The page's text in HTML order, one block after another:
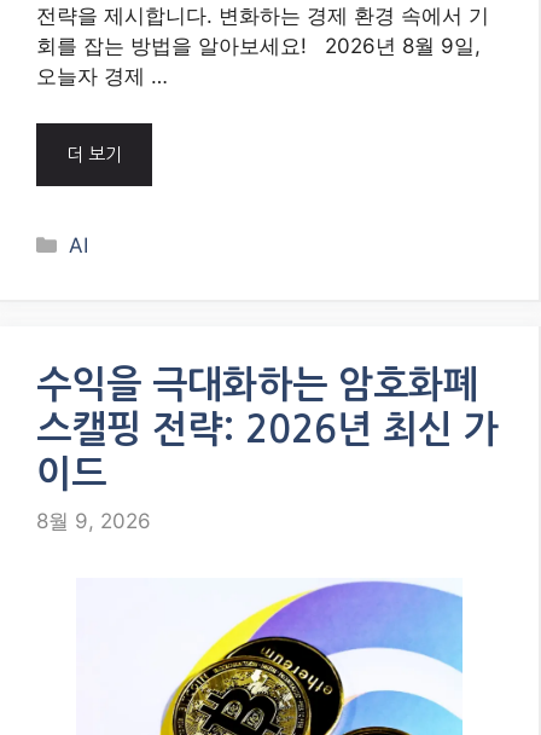
전략을 제시합니다. 변화하는 경제 환경 속에서 기
회를 잡는 방법을 알아보세요! 2026년 8월 9일,
오늘자 경제 …
더 보기
Categories
AI
수익을 극대화하는 암호화폐
스캘핑 전략: 2026년 최신 가
이드
8월 9, 2026